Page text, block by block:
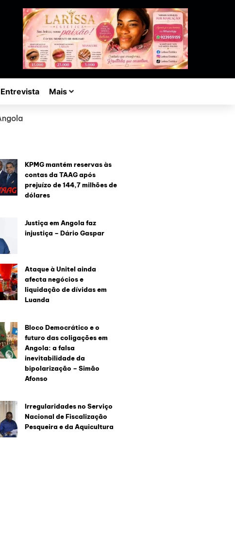
Entrevista Mais
KPMG mantém reservas às
contas da TAAG após
prejuízo de 144,7 milhões de
dólares
Justiça em Angola faz
injustiça – Dário Gaspar
Ataque à Unitel ainda
afecta negócios e
liquidação de dívidas em
Luanda
Bloco Democrático e o
futuro das coligações em
Angola: a falsa
inevitabilidade da
bipolarização – Simão
Afonso
Irregularidades no Serviço
Nacional de Fiscalização
Pesqueira e da Aquicultura